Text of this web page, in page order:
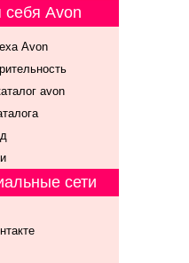
себя Avon
Avon
avon
сети